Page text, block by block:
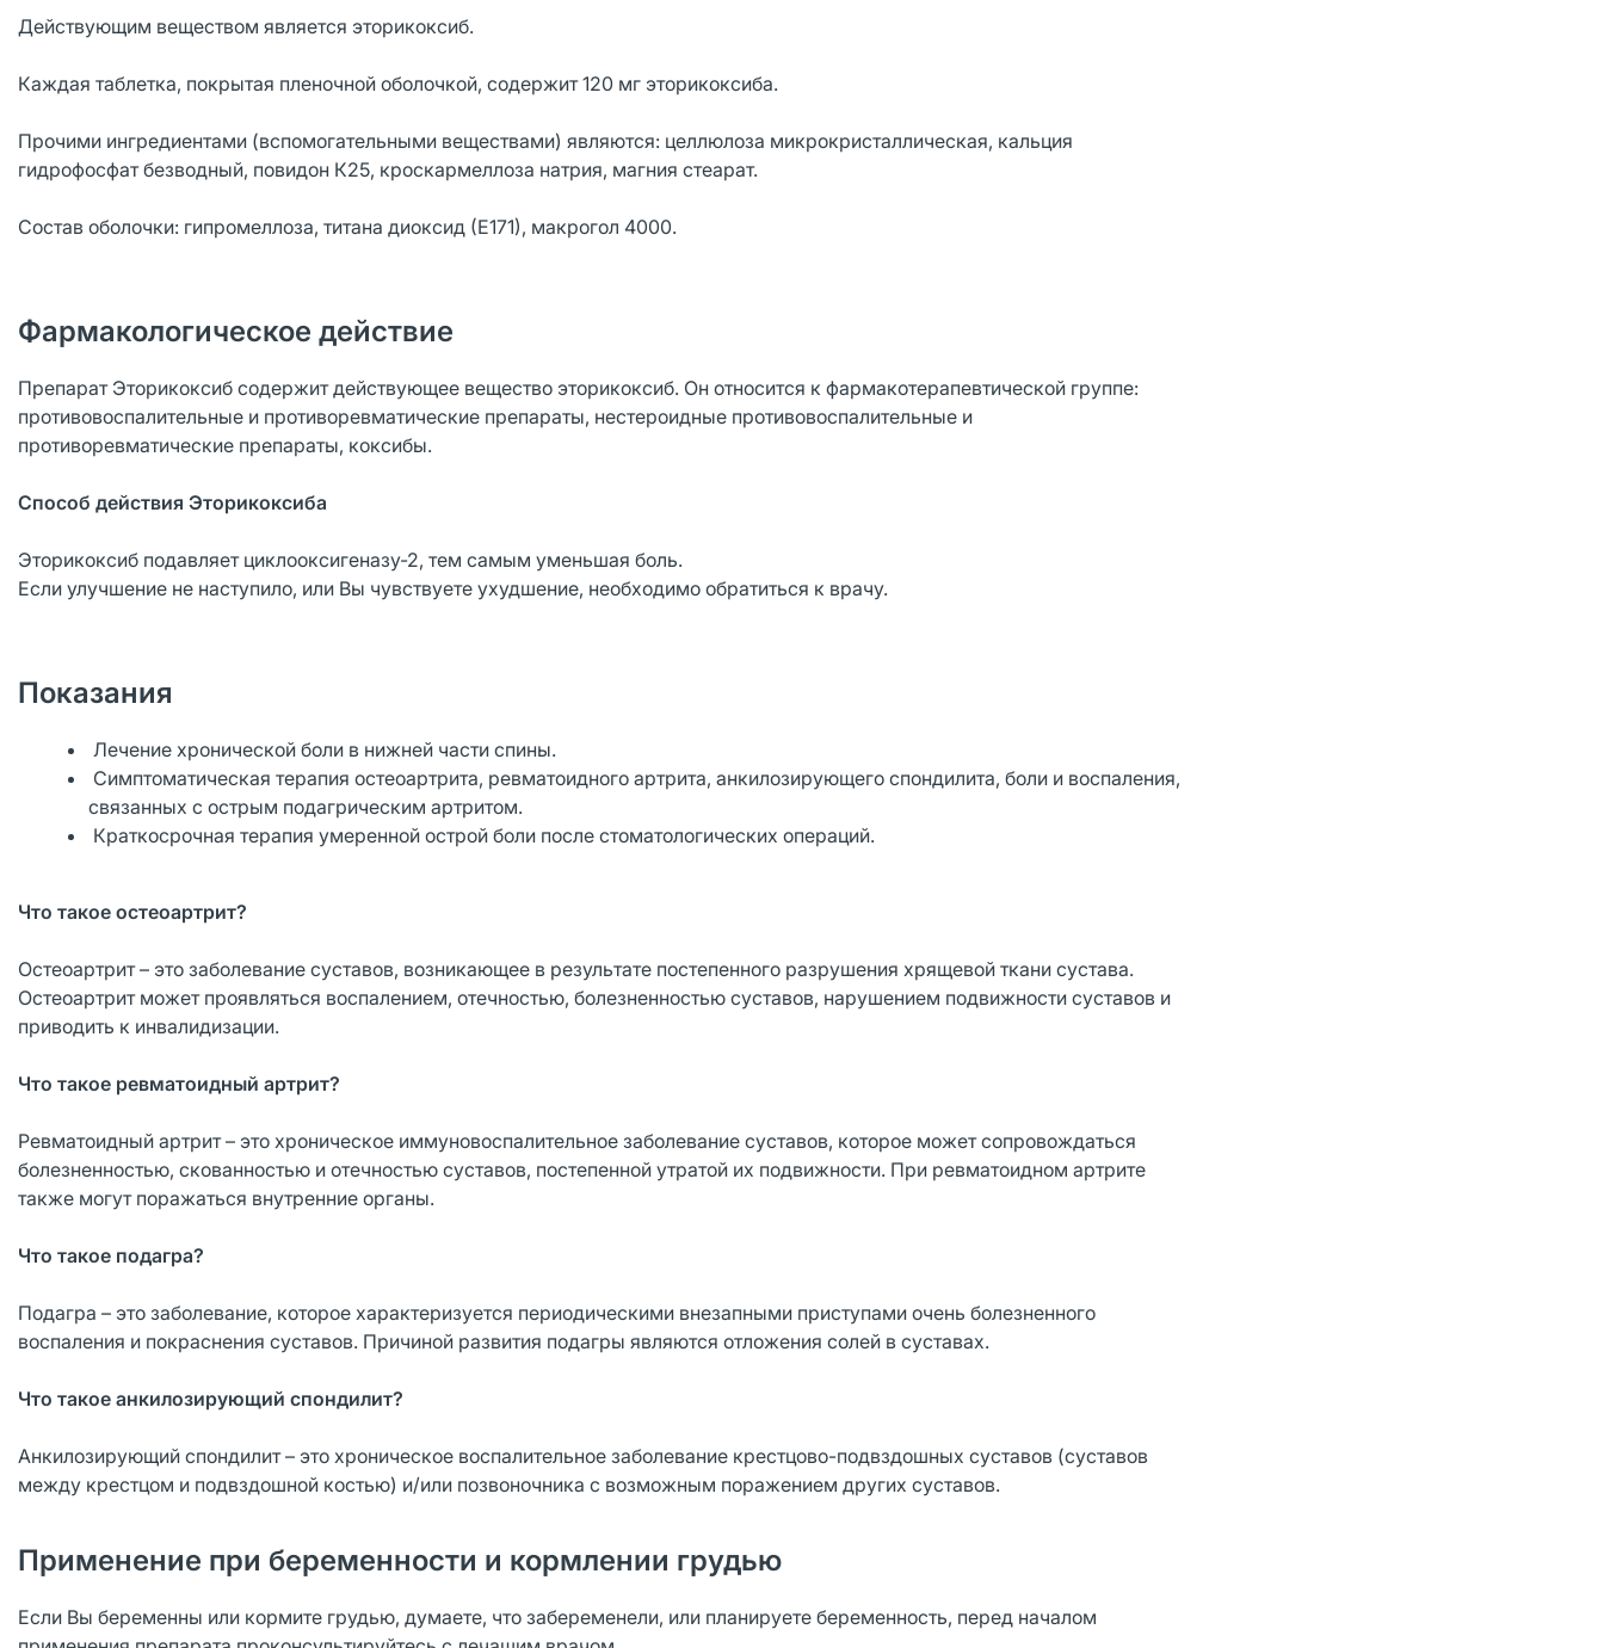
Действующим веществом является эторикоксиб.
Каждая таблетка, покрытая пленочной оболочкой, содержит 120 мг эторикоксиба.
Прочими ингредиентами (вспомогательными веществами) являются: целлюлоза микрокристаллическая, кальция
гидрофосфат безводный, повидон К25, кроскармеллоза натрия, магния стеарат.
Состав оболочки: гипромеллоза, титана диоксид (Е171), макрогол 4000.
Фармакологическое действие
Препарат Эторикоксиб содержит действующее вещество эторикоксиб. Он относится к фармакотерапевтической группе:
противовоспалительные и противоревматические препараты, нестероидные противовоспалительные и
противоревматические препараты, коксибы.
Способ действия Эторикоксиба
Эторикоксиб подавляет циклооксигеназу-2, тем самым уменьшая боль.
Если улучшение не наступило, или Вы чувствуете ухудшение, необходимо обратиться к врачу.
Показания
Лечение хронической боли в нижней части спины.
Симптоматическая терапия остеоартрита, ревматоидного артрита, анкилозирующего спондилита, боли и воспаления,
связанных с острым подагрическим артритом.
Краткосрочная терапия умеренной острой боли после стоматологических операций.
Что такое остеоартрит?
Остеоартрит – это заболевание суставов, возникающее в результате постепенного разрушения хрящевой ткани сустава.
Остеоартрит может проявляться воспалением, отечностью, болезненностью суставов, нарушением подвижности суставов и
приводить к инвалидизации.
Что такое ревматоидный артрит?
Ревматоидный артрит – это хроническое иммуновоспалительное заболевание суставов, которое может сопровождаться
болезненностью, скованностью и отечностью суставов, постепенной утратой их подвижности. При ревматоидном артрите
также могут поражаться внутренние органы.
Что такое подагра?
Подагра – это заболевание, которое характеризуется периодическими внезапными приступами очень болезненного
воспаления и покраснения суставов. Причиной развития подагры являются отложения солей в суставах.
Что такое анкилозирующий спондилит?
Анкилозирующий спондилит – это хроническое воспалительное заболевание крестцово-подвздошных суставов (суставов
между крестцом и подвздошной костью) и/или позвоночника с возможным поражением других суставов.
Применение при беременности и кормлении грудью
Если Вы беременны или кормите грудью, думаете, что забеременели, или планируете беременность, перед началом